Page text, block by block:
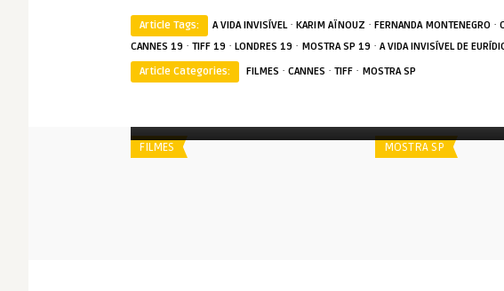
Article Tags: A VIDA INVISÍVEL· KARIM AÏNOUZ · FERNANDA MONTENEGRO ·
CANNES 19 · TIFF 19 · LONDRES 19 · MOSTRA SP 19 · A VIDA INVISÍVEL DE
Article Categories:
FILMES · CANNES · TIFF · MOSTRA SP
FILMES MOSTRA SP